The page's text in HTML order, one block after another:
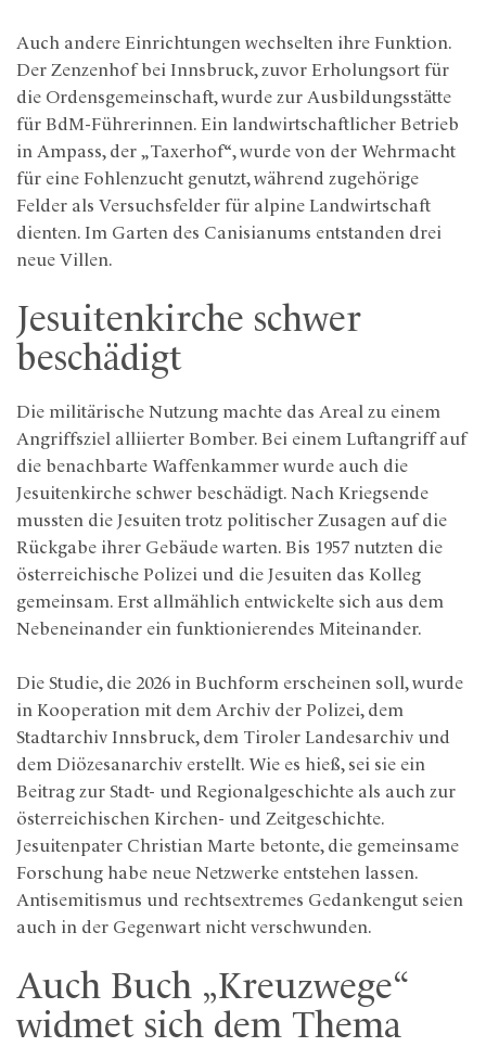
Auch andere Einrichtungen wechselten ihre Funktion.
Der Zenzenhof bei Innsbruck, zuvor Erholungsort für
die Ordensgemeinschaft, wurde zur Ausbildungsstätte
für BdM-Führerinnen. Ein landwirtschaftlicher Betrieb
in Ampass, der „Taxerhof“, wurde von der Wehrmacht
für eine Fohlenzucht genutzt, während zugehörige
Felder als Versuchsfelder für alpine Landwirtschaft
dienten. Im Garten des Canisianums entstanden drei
neue Villen.
Jesuitenkirche schwer
beschädigt
Die militärische Nutzung machte das Areal zu einem
Angriffsziel alliierter Bomber. Bei einem Luftangriff auf
die benachbarte Waffenkammer wurde auch die
Jesuitenkirche schwer beschädigt. Nach Kriegsende
mussten die Jesuiten trotz politischer Zusagen auf die
Rückgabe ihrer Gebäude warten. Bis 1957 nutzten die
österreichische Polizei und die Jesuiten das Kolleg
gemeinsam. Erst allmählich entwickelte sich aus dem
Nebeneinander ein funktionierendes Miteinander.
Die Studie, die 2026 in Buchform erscheinen soll, wurde
in Kooperation mit dem Archiv der Polizei, dem
Stadtarchiv Innsbruck, dem Tiroler Landesarchiv und
dem Diözesanarchiv erstellt. Wie es hieß, sei sie ein
Beitrag zur Stadt- und Regionalgeschichte als auch zur
österreichischen Kirchen- und Zeitgeschichte.
Jesuitenpater Christian Marte betonte, die gemeinsame
Forschung habe neue Netzwerke entstehen lassen.
Antisemitismus und rechtsextremes Gedankengut seien
auch in der Gegenwart nicht verschwunden.
Auch Buch „Kreuzwege“
widmet sich dem Thema